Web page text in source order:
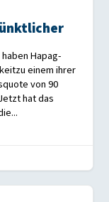
Hapag-
einem ihrer
von 90
hat das